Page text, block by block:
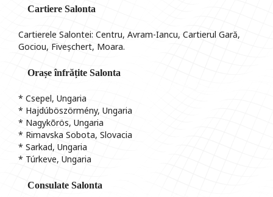
Cartiere Salonta
Cartierele Salontei: Centru, Avram-Iancu, Cartierul Gară,
Gociou, Fiveșchert, Moara.
Orașe înfrățite Salonta
* Csepel, Ungaria
* Hajdúböszörmény, Ungaria
* Nagykõrös, Ungaria
* Rimavska Sobota, Slovacia
* Sarkad, Ungaria
* Túrkeve, Ungaria
Consulate Salonta